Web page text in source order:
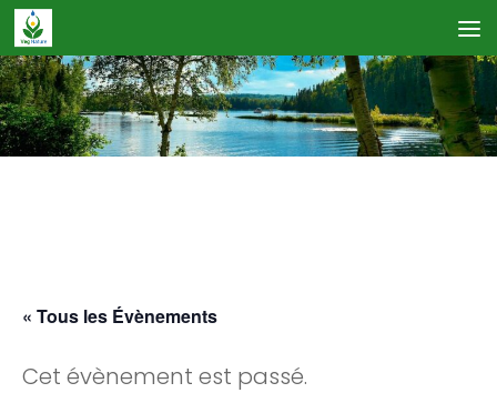
Skip to content
« Tous les Évènements
Cet évènement est passé.